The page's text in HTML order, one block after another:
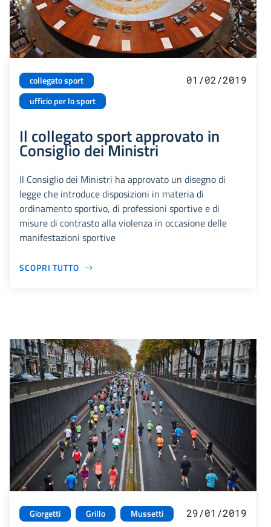
collegato sport
ufficio per lo sport
01/02/2019
Il collegato sport approvato in
Consiglio dei Ministri
Il Consiglio dei Ministri ha approvato un disegno di
legge che introduce disposizioni in materia di
ordinamento sportivo, di professioni sportive e di
misure di contrasto alla violenza in occasione delle
manifestazioni sportive
SCOPRI TUTTO
Giorgetti Grillo Mussetti 29/01/2019